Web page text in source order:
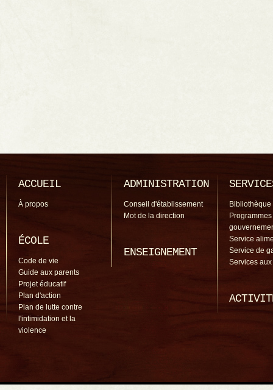
ACCUEIL
À propos
ÉCOLE
Code de vie
Guide aux parents
Projet éducatif
Plan d'action
Plan de lutte contre
l'intimidation et la
violence
ADMINISTRATION
Conseil d'établissement
Mot de la direction
ENSEIGNEMENT
Bibliothèque
Programmes
Service
Service de
Services